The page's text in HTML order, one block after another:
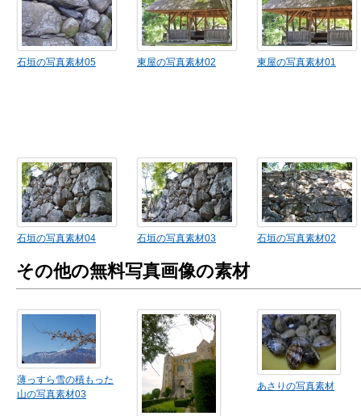
石垣の写真素材05 東屋の写真素材02 東屋の写真素材01
石垣の写真素材04 石垣の写真素材03 石垣の写真素材02
その他の無料写真画像の素材
薄っすら雪の積もった
山の写真素材03
あさりの写真素材